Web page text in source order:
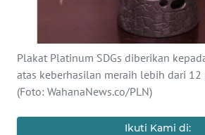
Plakat Platinum SDGs diberikan
atas keberhasilan meraih lebih dari 12
(Foto: WahanaNews.co/PLN)
Ikuti Kami di:
PEDOMAN
REDAKSI